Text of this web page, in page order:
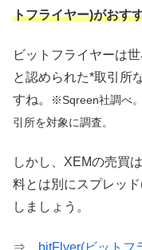
トフライヤー)がおす
ビットフライヤーは
と認められた*取引所
すね。
※Sqreen社調べ
引所を対象に調査。
しかし、XEMの売買
料とは別にスプレッ
しましょう。
⇒ bitFlyer(ビットフ